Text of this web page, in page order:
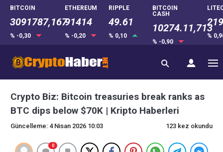
BITCOIN
3091787,167
% -0,30
ETHEREUM
91414
% -0,20
RIPPLE
49.61
% 0,10
BITCOIN
CASH
10274.11,713
% -0,90
%
Crypto Biz: Bitcoin treasuries break ranks as
BTC dips below $70K | Kripto Haberleri
Güncelleme: 4 Nisan 2026 10:03 123 kez okundu
0